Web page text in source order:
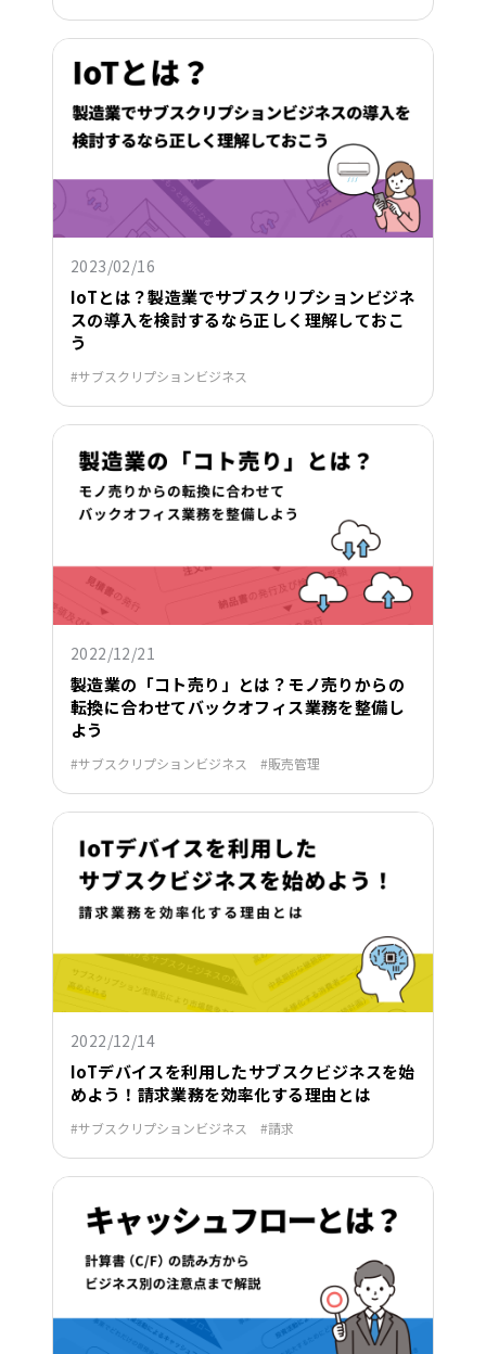
2023/02/16
IoTとは？製造業でサブスクリプションビジネ
スの導入を検討するなら正しく理解しておこ
う
サブスクリプションビジネス
2022/12/21
製造業の「コト売り」とは？モノ売りからの
転換に合わせてバックオフィス業務を整備し
よう
サブスクリプションビジネス 販売管理
2022/12/14
IoTデバイスを利用したサブスクビジネスを始
めよう！請求業務を効率化する理由とは
サブスクリプションビジネス 請求